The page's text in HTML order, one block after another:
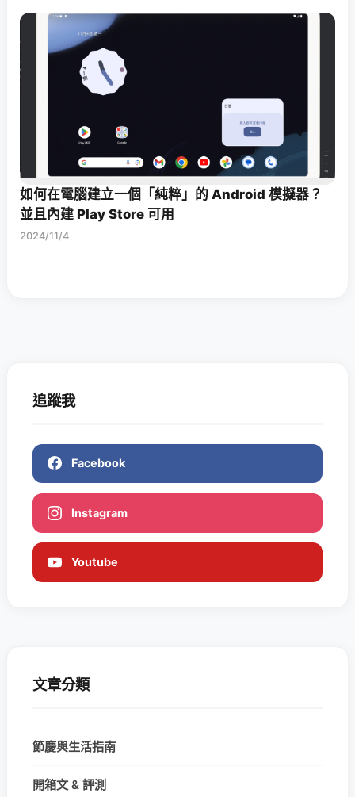
如何在電腦建立一個「純粹」的 Android 模擬器？
並且內建 Play Store 可用
2024/11/4
追蹤我
Facebook
Instagram
Youtube
文章分類
節慶與生活指南
開箱文 & 評測